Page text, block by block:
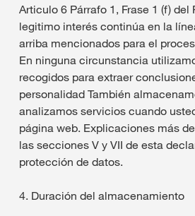
Articulo 6 Párrafo 1, Frase 1 (f) del
legitimo interés continúa en la
arriba mencionados para el
En ninguna circunstancia
recogidos para extraer
personalidad También
analizamos servicios cuando
página web. Explicaciones más
las secciones V y VII de esta
protección de datos.
4. Duración del almacenamiento